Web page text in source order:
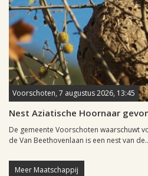
Voorschoten, 7 augustus 2026, 13:45
Nest Aziatische Hoornaar
De gemeente Voorschoten waarschuwt
de Van Beethovenlaan is een nest van
Meer Maatschappij